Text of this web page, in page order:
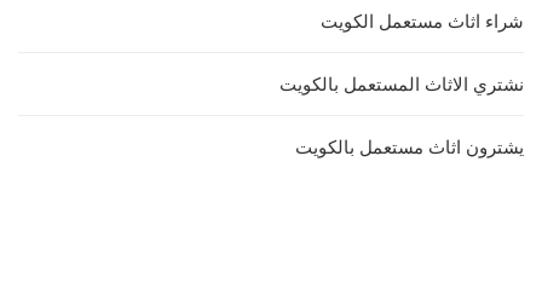
شراء اثاث مستعمل الكويت
نشتري الاثاث المستعمل بالكويت
يشترون اثاث مستعمل بالكويت